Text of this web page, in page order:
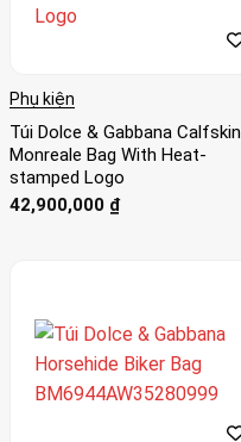
Phụ kiện
Túi Dolce & Gabbana Calfskin
Monreale Bag With Heat-
stamped Logo
42,900,000 ₫